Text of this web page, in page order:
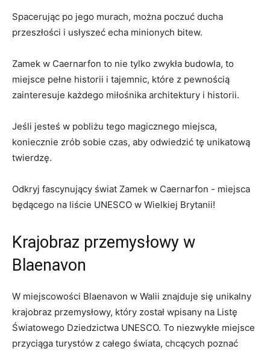
Spacerując po‍ jego murach, można poczuć ⁤ducha
przeszłości i ‌usłyszeć echa minionych bitew.
Zamek w Caernarfon⁢ to nie ‌tylko ⁤zwykła budowla, to
miejsce pełne ⁢historii i ⁣tajemnic, które z ‌pewnością
zainteresuje​ każdego miłośnika architektury ​i historii.
Jeśli jesteś w pobliżu tego magicznego miejsca,
⁢koniecznie zrób sobie czas, aby odwiedzić tę unikatową
twierdzę.
Odkryj fascynujący świat Zamek w Caernarfon ‌-‌ miejsca
będącego​ na liście UNESCO ​w Wielkiej​ Brytanii!
Krajobraz⁤ przemysłowy w
Blaenavon
W miejscowości Blaenavon w Walii znajduje się unikalny
krajobraz przemysłowy, który został wpisany na Listę
Światowego Dziedzictwa ⁤UNESCO. To ​niezwykłe miejsce
‍przyciąga turystów⁤ z całego świata, chcących poznać